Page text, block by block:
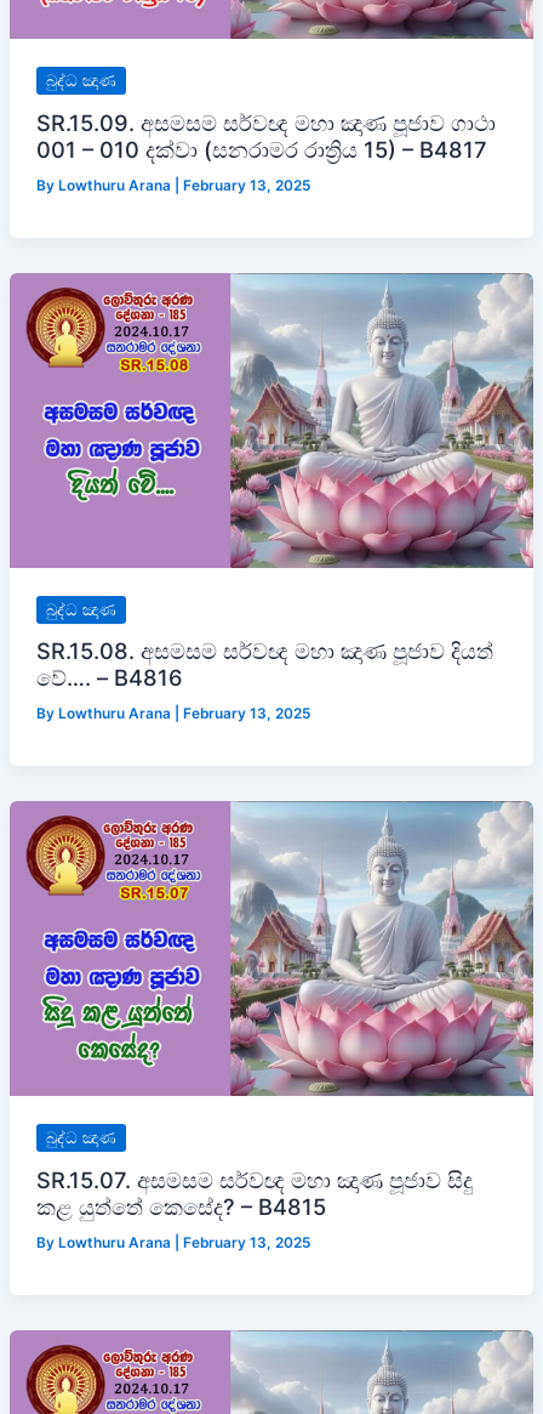
බුද්ධ ඤාණ
SR.15.09. අසමසම සර්වඥ මහා ඤාණ පූජාව ගාථා
001 – 010 දක්වා (සනරාමර රාත්‍රිය 15) – B4817
By Lowthuru Arana February 13, 2025
බුද්ධ ඤාණ
SR.15.08. අසමසම සර්වඥ මහා ඤාණ පූජාව දියත්
වේ…. – B4816
By Lowthuru Arana February 13, 2025
බුද්ධ ඤාණ
SR.15.07. අසමසම සර්වඥ මහා ඤාණ පූජාව සිදු
කළ යුත්තේ කෙසේද? – B4815
By Lowthuru Arana February 13, 2025